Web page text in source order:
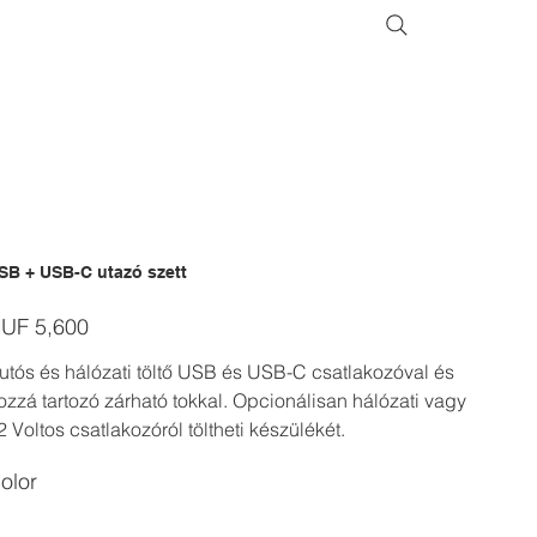
+ USB-C utazó szett
5,600
és hálózati töltő USB és USB-C csatlakozóval és
tartozó zárható tokkal. Opcionálisan hálózati vagy
Voltos csatlakozóról töltheti készülékét.